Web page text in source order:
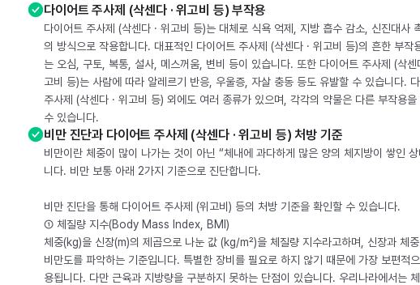
다이어트 주사제 (삭센다 · 위고비 등) 부작용
다이어트 주사제 (삭센다 · 위고비 등)는 대체로 식욕 억제, 지방 흡수 감소, 신진대사
의 방식으로 작용합니다. 대표적인 다이어트 주사제 (삭센다 · 위고비 등)의 흔한 부작
는 오심, 구토, 복통, 설사, 메스꺼움, 변비 등이 있습니다. 또한 다이어트 주사제 (삭센
고비 등)는 사람에 따라 알레르기 반응, 우울증, 자살 충동 등도 유발할 수 있습니다.
주사제 (삭센다 · 위고비 등) 외에도 여러 종류가 있으며, 각각의 약물은 다른 부작용을
수 있습니다.
비만 진단과 다이어트 주사제 (삭센다 · 위고비 등) 처방 기준
비만이란 체중이 많이 나가는 것이 아닌 “체내에 과다하게 많은 양의 체지방이 쌓인 상
니다. 비만 보통 아래 2가지 기준으로 진단합니다.
비만 진단을 통해 다이어트 주사제 (위고비) 등의 처방 기준을 확인할 수 있습니다.
① 체질량 지수(Body Mass Index, BMI)
체중(kg)을 신장(m)의 제곱으로 나눈 값 (kg/m²)을 체질량 지수라고하며, 신장과 체
비만도를 파악하는 기준입니다. 특별한 장비를 필요로 하지 않기 때문에 가장 보편적
용됩니다. 다만 근육과 지방량을 구분하지 못하는 단점이 있습니다. 우리나라에서는